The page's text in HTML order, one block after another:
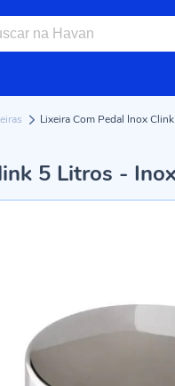
Lixeira Com Pedal Inox
5 Litros - Inox